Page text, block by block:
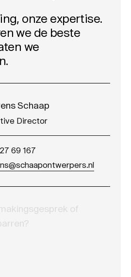
onze expertise.
we de beste
we
Schaap
Director
69 167
of